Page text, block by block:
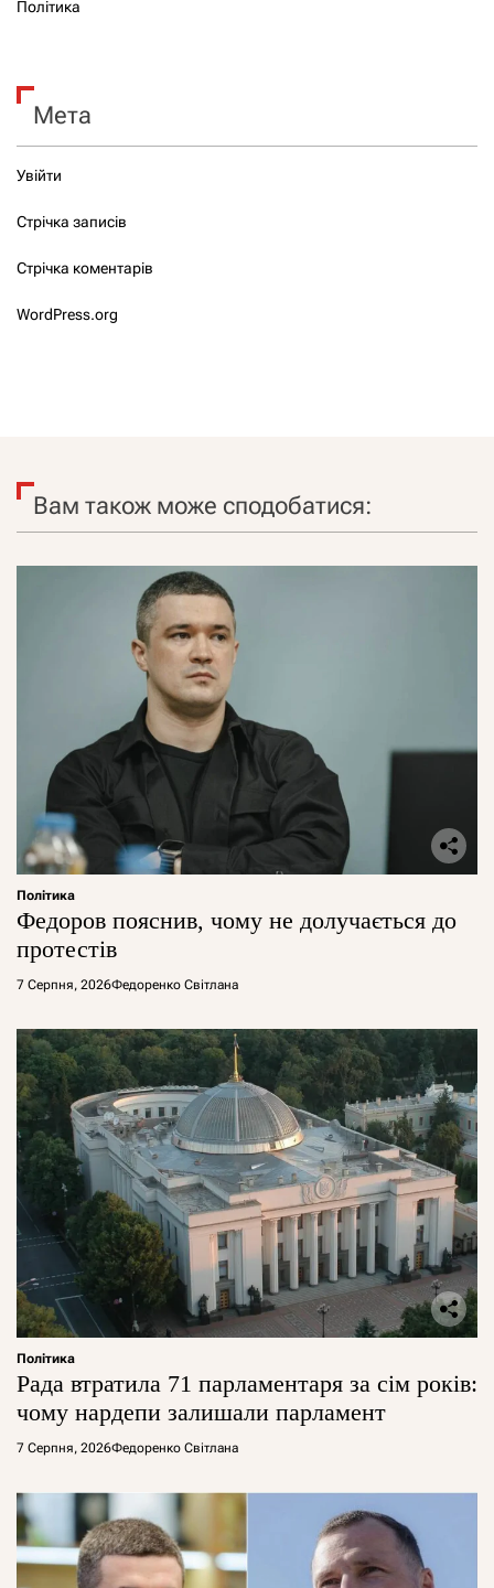
Політика
Мета
Увійти
Стрічка записів
Стрічка коментарів
WordPress.org
Вам також може сподобатися:
Політика
Федоров пояснив, чому не долучається до
протестів
7 Серпня, 2026Федоренко Світлана
Політика
Рада втратила 71 парламентаря за сім років:
чому нардепи залишали парламент
7 Серпня, 2026Федоренко Світлана